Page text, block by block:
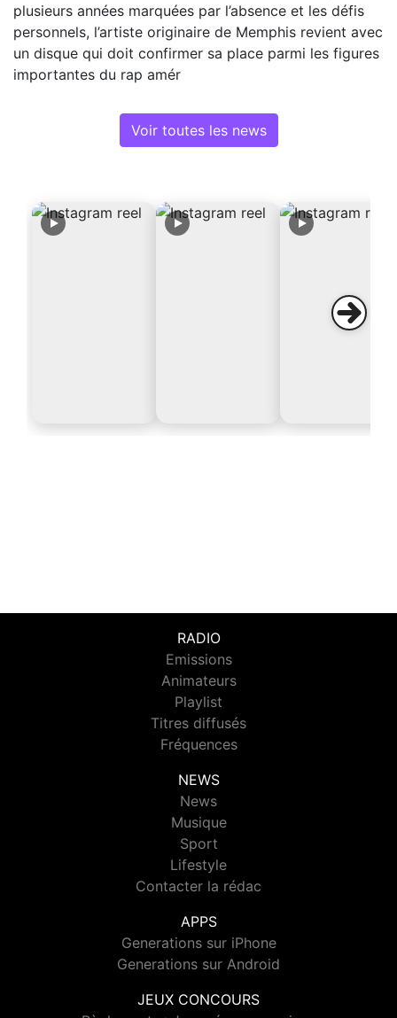
plusieurs années marquées par l’absence et les défis
personnels, l’artiste originaire de Memphis revient avec
un disque qui doit confirmer sa place parmi les figures
importantes du rap amér
Voir toutes les news
RADIO
Emissions
Animateurs
Playlist
Titres diffusés
Fréquences
NEWS
News
Musique
Sport
Lifestyle
Contacter la rédac
APPS
Generations sur iPhone
Generations sur Android
JEUX CONCOURS